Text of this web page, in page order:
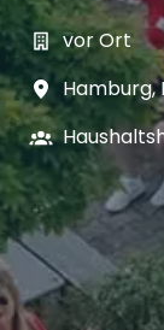
vor Ort
Hamburg,